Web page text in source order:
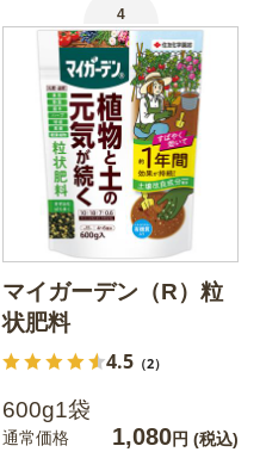
4
マイガーデン（R）粒
状肥料
4.5（2）
600g1袋
通常価格 1,080円 (税込)